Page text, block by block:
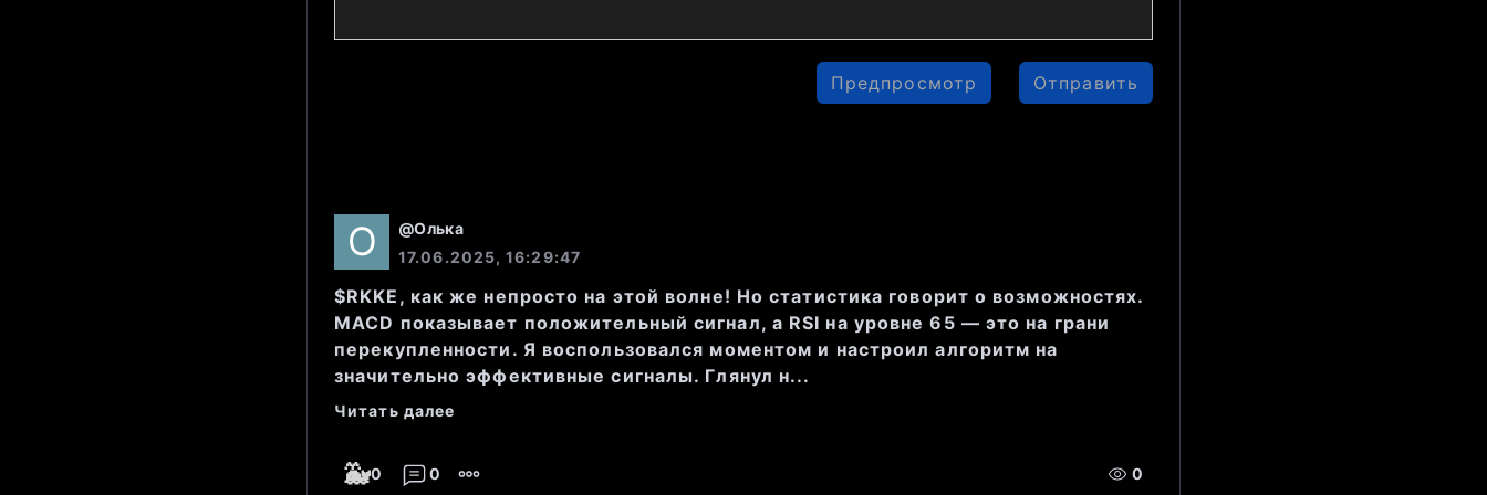
закрылось на уровне 14,170, что сопровождается
уровни поддержки и сопротивления.
Стакан:
Лучшие предложения на покупку:
Предпросмотр Отправить
@Олька
17.06.2025, 16:29:47
$RKKE, как же непросто на этой волне! Но статистика говорит о возможностях.
MACD показывает положительный сигнал, а RSI на уровне 65 — это на грани
перекупленности. Я воспользовался моментом и настроил алгоритм на
значительно эффективные сигналы. Глянул н...
Читать далее
🐳0 0 0